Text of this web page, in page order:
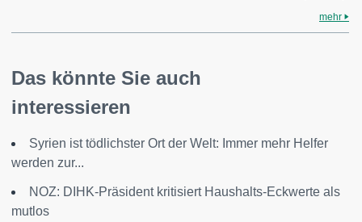
mehr
Das könnte Sie auch
interessieren
Syrien ist tödlichster Ort der Welt: Immer mehr Helfer
werden zur...
NOZ: DIHK-Präsident kritisiert Haushalts-Eckwerte als
mutlos